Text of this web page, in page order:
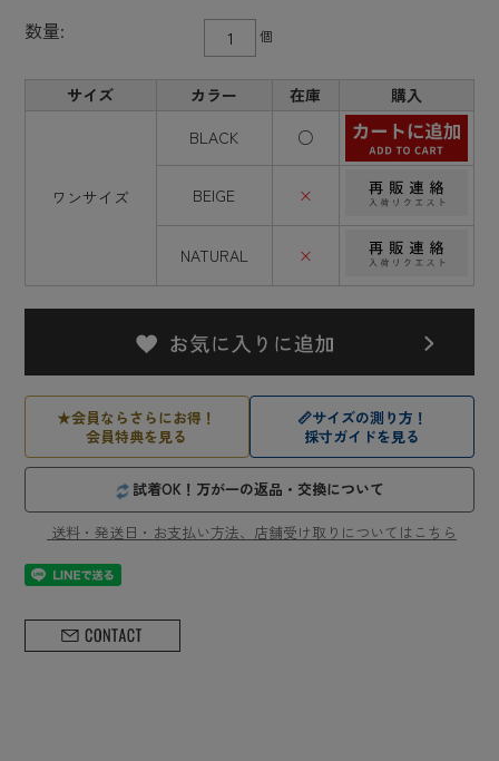
数量: 個
サイズ カラー 在庫 購入
ワンサイズ
BLACK ○
BEIGE ×
NATURAL ×
★会員ならさらにお得！
会員特典を見る
📏サイズの測り方！
採寸ガイドを見る
試着OK！万が一の返品・交換について
送料・発送日・お支払い方法、店舗受け取りについてはこちら